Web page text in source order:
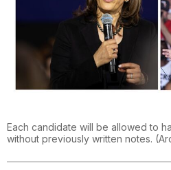
Each candidate will be allowed to
without previously written notes. (